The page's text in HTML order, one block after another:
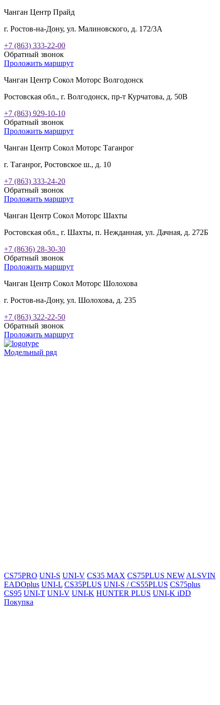
Чанган Центр Прайд
г. Ростов-на-Дону, ул. Малиновского, д. 172/3А
+7 (863) 333-22-00
Обратный звонок
Проложить маршрут
Чанган Центр Сокол Моторс Волгодонск
Ростовская обл., г. Волгодонск, пр-т Курчатова, д. 50В
+7 (863) 929-10-10
Обратный звонок
Проложить маршрут
Чанган Центр Сокол Моторс Таганрог
г. Таганрог, Ростовское ш., д. 10
+7 (863) 333-24-20
Обратный звонок
Проложить маршрут
Чанган Центр Сокол Моторс Шахты
Ростовская обл., г. Шахты, п. Нежданная, ул. Дачная, д. 272Б
+7 (8636) 28-30-30
Обратный звонок
Проложить маршрут
Чанган Центр Сокол Моторс Шолохова
г. Ростов-на-Дону, ул. Шолохова, д. 235
+7 (863) 322-22-50
Обратный звонок
Проложить маршрут
Модельный ряд
CS75PRO UNI-S UNI-V CS35 MAX CS75PLUS NEW ALSVIN
EADOplus UNI-L CS35PLUS UNI-S / CS55PLUS CS75plus
CS95 UNI-T UNI-V UNI-K HUNTER PLUS UNI-K iDD
Покупка